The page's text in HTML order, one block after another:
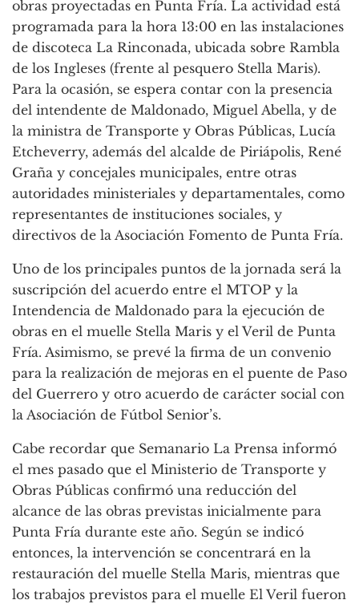
obras proyectadas en Punta Fría. La actividad está
programada para la hora 13:00 en las instalaciones
de discoteca La Rinconada, ubicada sobre Rambla
de los Ingleses (frente al pesquero Stella Maris).
Para la ocasión, se espera contar con la presencia
del intendente de Maldonado, Miguel Abella, y de
la ministra de Transporte y Obras Públicas, Lucía
Etcheverry, además del alcalde de Piriápolis, René
Graña y concejales municipales, entre otras
autoridades ministeriales y departamentales, como
representantes de instituciones sociales, y
directivos de la Asociación Fomento de Punta Fría.
Uno de los principales puntos de la jornada será la
suscripción del acuerdo entre el MTOP y la
Intendencia de Maldonado para la ejecución de
obras en el muelle Stella Maris y el Veril de Punta
Fría. Asimismo, se prevé la firma de un convenio
para la realización de mejoras en el puente de Paso
del Guerrero y otro acuerdo de carácter social con
la Asociación de Fútbol Senior’s.
Cabe recordar que Semanario La Prensa informó
el mes pasado que el Ministerio de Transporte y
Obras Públicas confirmó una reducción del
alcance de las obras previstas inicialmente para
Punta Fría durante este año. Según se indicó
entonces, la intervención se concentrará en la
restauración del muelle Stella Maris, mientras que
los trabajos previstos para el muelle El Veril fueron